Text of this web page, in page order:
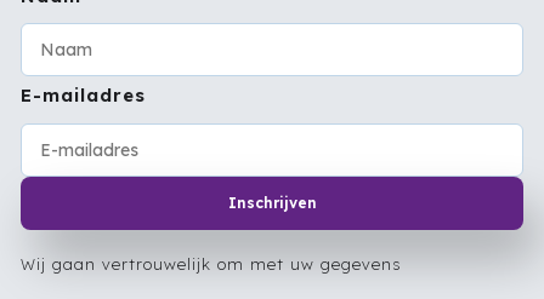
E-mailadres
Inschrijven
Wij gaan vertrouwelijk om met uw gegevens